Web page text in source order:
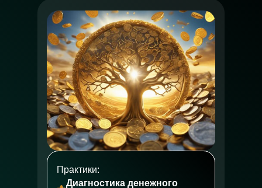
Практики:
Диагностика денежного